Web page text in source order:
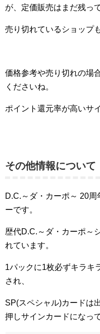
が、定価販売はまだ残っ
売り切れているショップ
価格参考や売り切れの場
くださいね。
ポイント還元率が高いサ
その他情報について
D.C.～ダ・カーポ～ 20
ーです。
歴代D.C.～ダ・カーポ～
れています。
1パックに1枚必ずキラキ
され、
SP(スペシャル)カードは
押しサインカードになっ